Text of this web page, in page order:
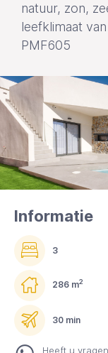
natuur, zon,
leefklimaat
PMF605
Informatie
3
286 m2
30 min
Heeft u